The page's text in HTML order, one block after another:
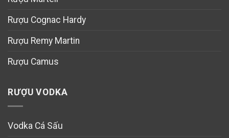
Rượu Cognac Hardy
Rượu Remy Martin
Rượu Camus
RƯỢU VODKA
Vodka Cá Sấu